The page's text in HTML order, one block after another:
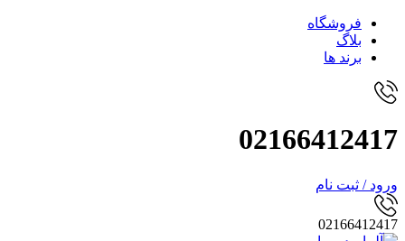
فروشگاه
بلاگ
برند ها
02166412417
ورود / ثبت نام
02166412417